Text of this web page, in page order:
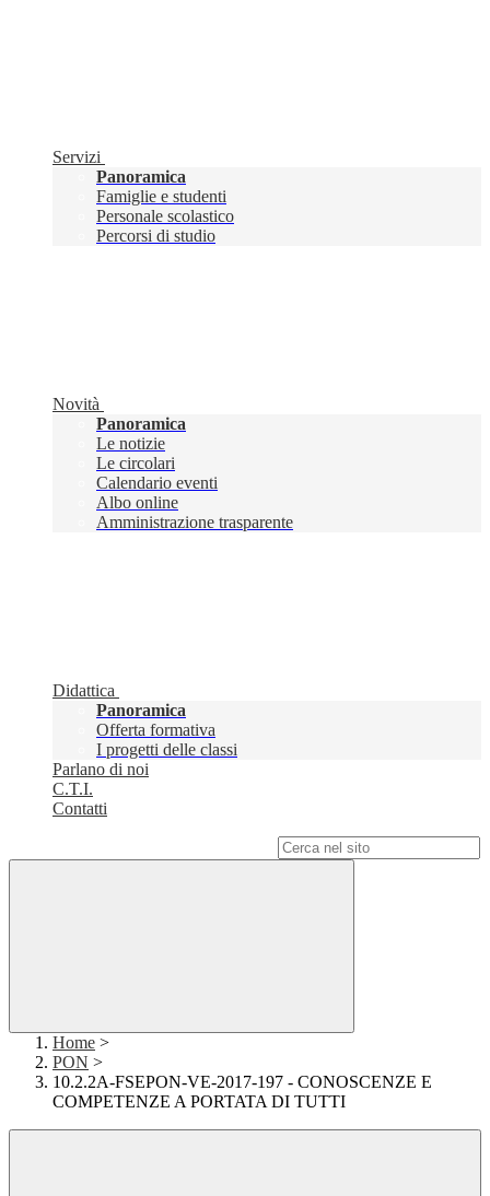
Servizi
Panoramica
Famiglie e studenti
Personale scolastico
Percorsi di studio
Novità
Panoramica
Le notizie
Le circolari
Calendario eventi
Albo online
Amministrazione trasparente
Didattica
Panoramica
Offerta formativa
I progetti delle classi
Parlano di noi
C.T.I.
Contatti
Home >
PON >
10.2.2A-FSEPON-VE-2017-197 - CONOSCENZE E
COMPETENZE A PORTATA DI TUTTI